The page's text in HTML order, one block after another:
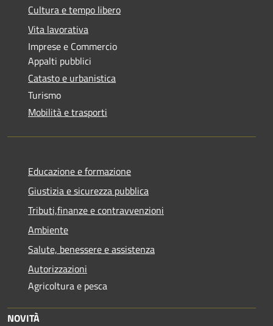
Cultura e tempo libero
Vita lavorativa
Imprese e Commercio
Appalti pubblici
Catasto e urbanistica
Turismo
Mobilità e trasporti
Educazione e formazione
Giustizia e sicurezza pubblica
Tributi,finanze e contravvenzioni
Ambiente
Salute, benessere e assistenza
Autorizzazioni
Agricoltura e pesca
NOVITÀ